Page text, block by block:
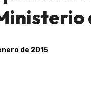
de 2015